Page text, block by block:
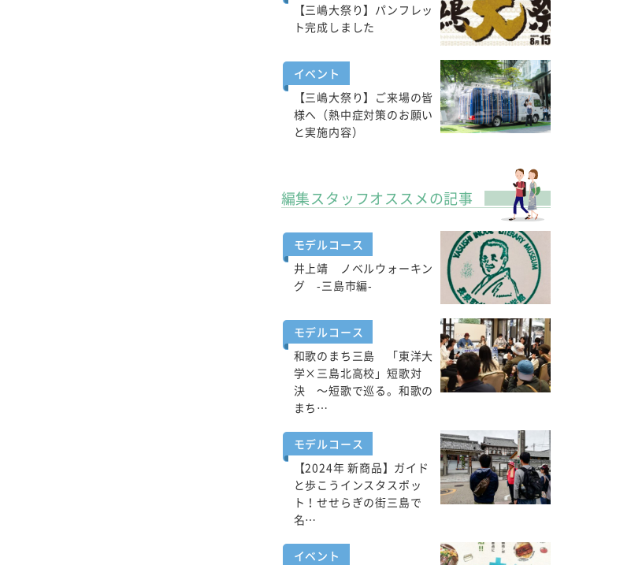
【三嶋大祭り】パンフレッ
ト完成しました
イベント
【三嶋大祭り】ご来場の皆
様へ（熱中症対策のお願い
と実施内容）
編集スタッフオススメの記事
モデルコース
井上靖 ノベルウォーキン
グ -三島市編-
モデルコース
和歌のまち三島 「東洋大
学×三島北高校」短歌対
決 ～短歌で巡る。和歌の
まち…
モデルコース
【2024年 新商品】ガイド
と歩こうインスタスポッ
ト！せせらぎの街三島で
名…
イベント